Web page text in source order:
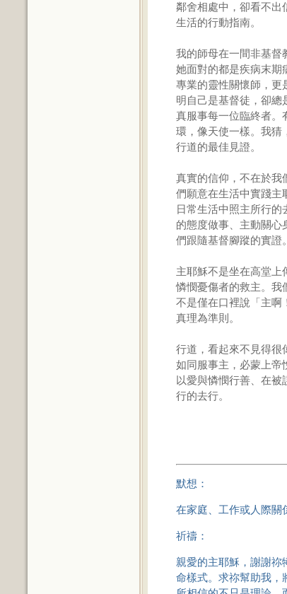
鄰舍相處中，卻看不出
生活的行動指南。
我的師母在一間非基督
她面對的都是疾病末期
專業的靈性關懷師，更
明自己是基督徒，卻總
真服事每一位臨終者。
環，像天使一樣。我猜
行道的最佳見證。
真實的信仰，不在於我
們願意在生活中實踐主
日常生活中照主所行
的態度做事、主動關心
們跟隨基督腳蹤的實證。
主耶穌不是坐在高堂上
憐憫憂傷者的救主。我
不是僅在口裡說「主啊
真理為準則。
行道，看起來不見得很
如同服事主，必蒙上帝
以愛與憐憫行善、在
行的去行。
默想：
在家庭、工作或人際關
祈禱：
親愛的主耶穌，謝謝祢
命樣式。求祢幫助我，